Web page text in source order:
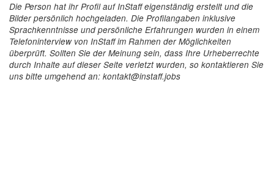
Die Person hat ihr Profil auf InStaff eigenständig erstellt und die
Bilder persönlich hochgeladen. Die Profilangaben inklusive
Sprachkenntnisse und persönliche Erfahrungen wurden in einem
Telefoninterview von InStaff im Rahmen der Möglichkeiten
überprüft. Sollten Sie der Meinung sein, dass Ihre Urheberrechte
durch Inhalte auf dieser Seite verletzt wurden, so kontaktieren Sie
uns bitte umgehend an: kontakt@instaff.jobs